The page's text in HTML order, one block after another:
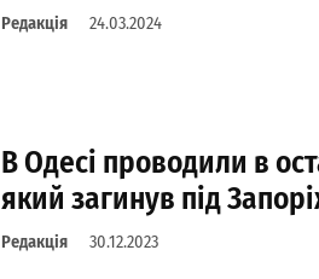
Редакція 24.03.2024
В Одесі проводили в
який загинув під
Редакція 30.12.2023